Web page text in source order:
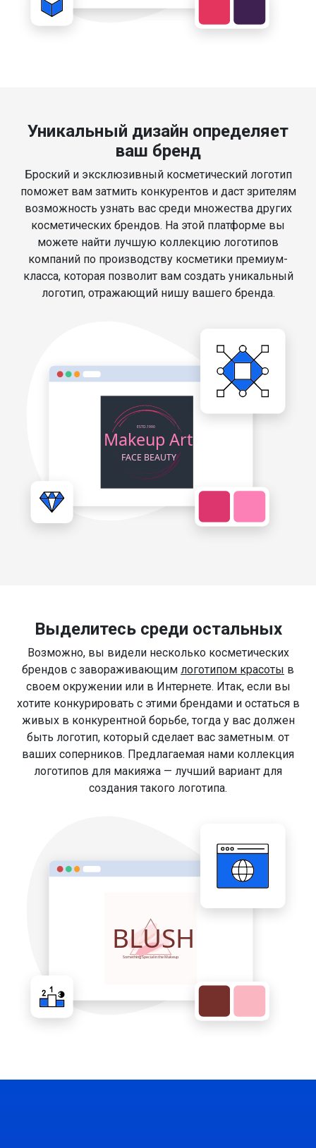
Уникальный дизайн определяет
ваш бренд
Броский и эксклюзивный косметический логотип
поможет вам затмить конкурентов и даст зрителям
возможность узнать вас среди множества других
косметических брендов. На этой платформе вы
можете найти лучшую коллекцию логотипов
компаний по производству косметики премиум-
класса, которая позволит вам создать уникальный
логотип, отражающий нишу вашего бренда.
Выделитесь среди остальных
Возможно, вы видели несколько косметических
брендов с завораживающим логотипом красоты в
своем окружении или в Интернете. Итак, если вы
хотите конкурировать с этими брендами и остаться в
живых в конкурентной борьбе, тогда у вас должен
быть логотип, который сделает вас заметным. от
ваших соперников. Предлагаемая нами коллекция
логотипов для макияжа — лучший вариант для
создания такого логотипа.